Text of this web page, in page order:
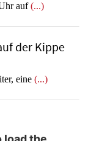
auf(...)
der Kippe
eine (...)